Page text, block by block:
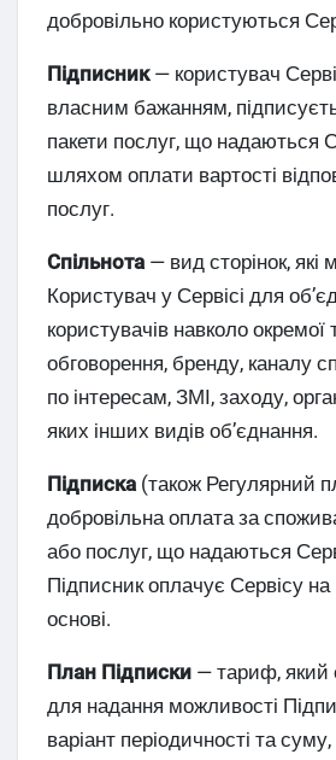
добровільно користуються
Підписник— користувач
власним бажанням,
пакети послуг, що надаються
шляхом оплати вартості
послуг.
Спільнота— вид сторінок, які
Користувач у Сервісі для
користувачів навколо окремої
обговорення, бренду, каналу
по інтересам, ЗМІ, заходу,
яких інших видів обʼєднання.
Підписка(також Регулярний
добровільна оплата за
або послуг, що надаються
Підписник оплачує Сервісу на
основі.
План Підписки — тариф, який
для надання можливості
варіант періодичності та